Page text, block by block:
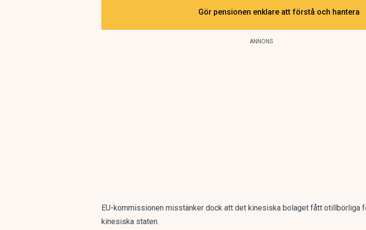
Gör pensionen enklare att förstå och hantera
ANNONS
EU-kommissionen misstänker dock att det kinesiska bolaget fått otillbörliga
kinesiska staten.